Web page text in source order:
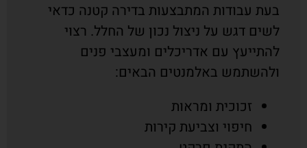
בעת עבודות המתבצעות בדירה קטנה כדאי
לשים דגש על ניצול נכון של החלל. רצוי
להתייעץ עם אדריכלים ומעצבי פנים
ולהשתמש באלמנטים הבאים:
זכוכית ומראות
חיפוי וצביעת קירות